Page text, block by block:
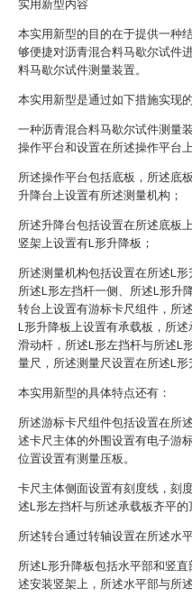
实用新型内容
本实用新型的目的在于提供一种
够便捷对沥青混合料马歇尔试件
料马歇尔试件测量装置。
本实用新型是通过如下措施实现的
一种沥青混合料马歇尔试件测量
操作平台和设置在所述操作平台
所述操作平台包括底板，所述底
升降台上设置有所述测量机构；
所述升降台包括设置在所述底板
竖架上设置有L形升降板；
所述测量机构包括设置在所述L形
所述L形左挡杆一侧、所述L形升
转台上设置有游标卡尺组件，所
L形升降板上设置有承载板，所
滑动杆，所述L形左挡杆与所述L
量尺，所述测量尺设置在所述L形
本实用新型的具体特点还有：
所述游标卡尺组件包括设置在所
述卡尺主体的外围设置有电子游
位置设置有测量压板。
卡尺主体侧面设置有刻度线，刻
述L形左挡杆与所述承载板齐平的
所述转台通过转轴设置在所述水平
所述L形升降板包括水平部和竖
述安装竖架上，所述水平部与所